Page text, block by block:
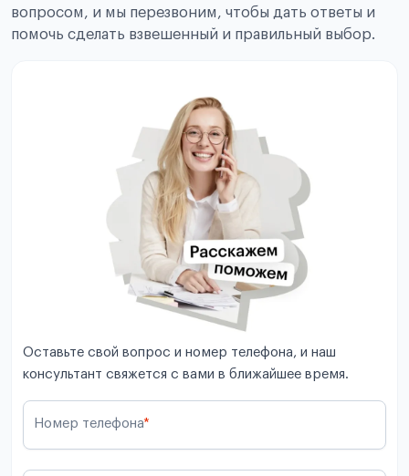
вопросом, и мы перезвоним, чтобы дать ответы и
помочь сделать взвешенный и правильный выбор.
Оставьте свой вопрос и номер телефона, и наш
консультант свяжется с вами в ближайшее время.
Номер телефона*